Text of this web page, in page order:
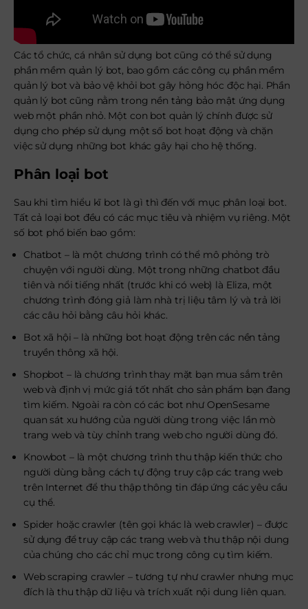
Các tổ chức, cá nhân sử dụng bot cũng có thể sử dụng
phần mềm quản lý bot, bao gồm các công cụ phần mềm
quản lý bot và bảo vệ khỏi bot gây hỏng hóc độc hại. Phần
quản lý bot cũng nằm trong nền tảng bảo mật ứng dụng
web một phần nhỏ. Một con bot quản lý chính được sử
dụng cho phép sử dụng một số bot hoạt động và chặn
việc sử dụng những bot khác gây hại cho hệ thống.
Phân loại bot
Sau khi tìm hiểu kĩ bot là gì thì đến với mục phân loại bot.
Tất cả loại bot đều có các mục tiêu và nhiệm vụ riêng. Một
số bot phổ biến bao gồm:
Chatbot – là một chương trình có thể mô phỏng trò
chuyện với người dùng. Một trong những chatbot đầu
tiên và nổi tiếng nhất (trước khi có web) là Eliza, một
chương trình đóng giả làm nhà trị liệu tâm lý và trả lời
các câu hỏi bằng câu hỏi khác.
Bot xã hội – là những bot hoạt động trên các nền tảng
truyền thông xã hội.
Shopbot – là chương trình thay mặt bạn mua sắm trên
web và định vị mức giá tốt nhất cho sản phẩm bạn đang
tìm kiếm. Ngoài ra còn có các bot như OpenSesame
quan sát xu hướng của người dùng trong việc lần mò
trang web và tùy chỉnh trang web cho người dùng đó.
Knowbot – là một chương trình thu thập kiến ​​thức cho
người dùng bằng cách tự động truy cập các trang web
trên Internet để thu thập thông tin đáp ứng các yêu cầu
cụ thể.
Spider hoặc crawler (tên gọi khác là web crawler) – được
sử dụng để truy cập các trang web và thu thập nội dung
của chúng cho các chỉ mục trong công cụ tìm kiếm.
Web scraping crawler – tương tự như crawler nhưng mục
đích là thu thập dữ liệu và trích xuất nội dung liên quan.